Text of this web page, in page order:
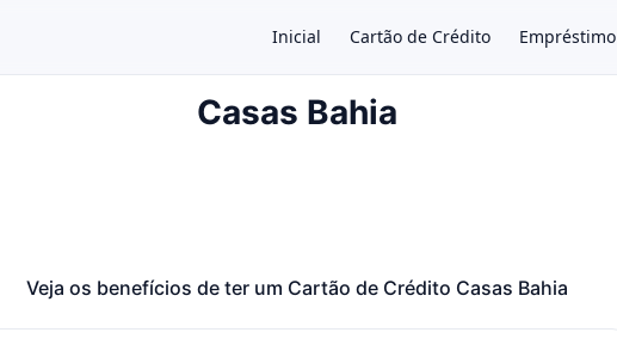
Inicial Cartão de Crédito Empréstimo
Casas Bahia
Veja os benefícios de ter um Cartão de Crédito Casas Bahia